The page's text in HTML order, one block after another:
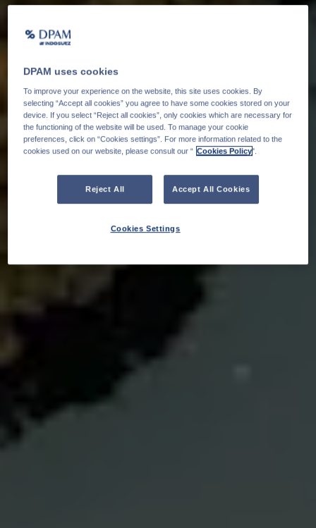
DPAM uses cookies
To improve your experience on the website, this site uses cookies. By
selecting “Accept all cookies” you agree to have some cookies stored on your
device. If you select “Reject all cookies”, only cookies which are necessary for
the functioning of the website will be used. To manage your cookie
preferences, click on “Cookies settings”. For more information related to the
cookies used on our website, please consult our “ Cookies Policy".
Reject All Accept All Cookies
Cookies Settings